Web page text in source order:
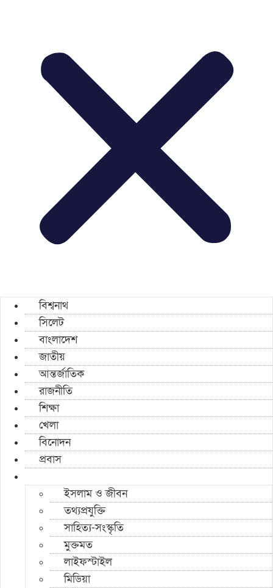
বিশ্বনাথ
সিলেট
বাংলাদেশ
জাতীয়
আন্তর্জাতিক
রাজনীতি
শিক্ষা
খেলা
বিনোদন
প্রবাস
ইসলাম ও জীবন
তথ্যপ্রযুক্তি
সাহিত্য-সংস্কৃতি
মুক্তমত
লাইফস্টাইল
মিডিয়া